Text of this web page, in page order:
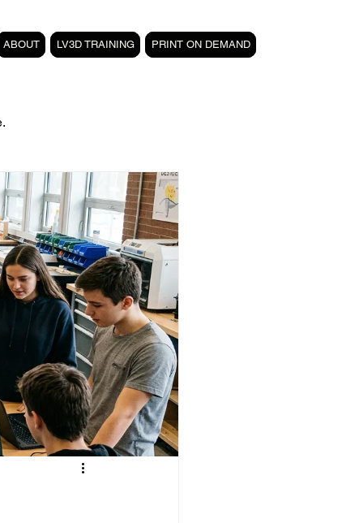
ABOUT LV3D TRAINING PRINT ON DEMAND
filament PETG carbone
3D CPF
magasin LV3D